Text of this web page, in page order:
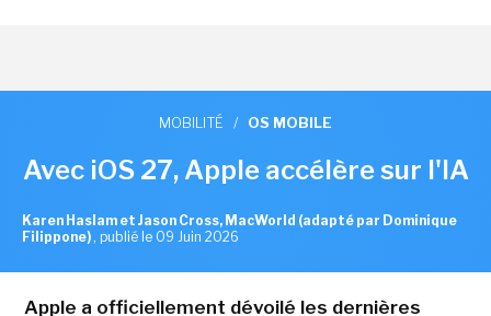
MOBILITÉ / OS MOBILE
Avec iOS 27, Apple accélère sur l'IA
Karen Haslam et Jason Cross, MacWorld (adapté par Dominique
Filippone) , publié le 09 Juin 2026
Apple a officiellement dévoilé les dernières